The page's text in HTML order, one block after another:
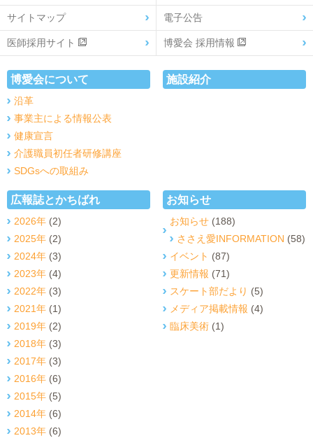
サイトマップ 電子公告
医師採用サイト 博愛会 採用情報
博愛会について
沿革
事業主による情報公表
健康宣言
介護職員初任者研修講座
SDGsへの取組み
施設紹介
広報誌とかちばれ
2026年 (2)
2025年 (2)
2024年 (3)
2023年 (4)
2022年 (3)
2021年 (1)
2019年 (2)
2018年 (3)
2017年 (3)
2016年 (6)
2015年 (5)
2014年 (6)
2013年 (6)
お知らせ
お知らせ(188)
ささえ愛INFORMATION (58)
イベント (87)
更新情報 (71)
スケート部だより (5)
メディア掲載情報 (4)
臨床美術(1)